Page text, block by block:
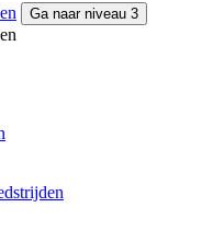
Ga naar niveau 3